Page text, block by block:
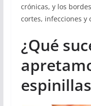
crónicas, y los
cortes, infecciones y
¿Qué